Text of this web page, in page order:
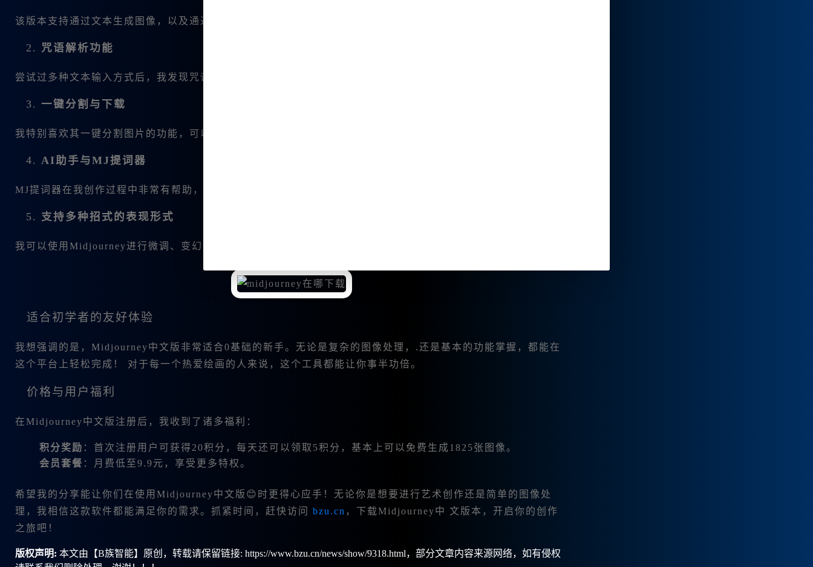
该版本支持通过文本生成图像，以及通过已有的图像进行再创作。这无疑为我的创作打开了新的大门。
2. 咒语解析功能
尝试过多种文本输入方式后，我发现咒语解析功能十分便利，可以帮助我快速生成想要的画作。
3. 一键分割与下载
我特别喜欢其一键分割图片的功能，可以方便地下载所需的作品，甚至可以轻松获得四张不同版本的创作。
4. AI助手与MJ提词器
MJ提词器在我创作过程中非常有帮助，它可以根据我的描述提供合适的提示，极大地提高了我的创作效率。
5. 支持多种招式的表现形式
我可以使用Midjourney进行微调、变幻等多种形式的创作，让我的作品更加生动有趣。
适合初学者的友好体验
我想强调的是，Midjourney中文版非常适合0基础的新手。无论是复杂的图像处理，.还是基本的功能掌握，都能在
这个平台上轻松完成！ 对于每一个热爱绘画的人来说，这个工具都能让你事半功倍。
价格与用户福利
在Midjourney中文版注册后，我收到了诸多福利：
积分奖励 ：首次注册用户可获得20积分，每天还可以领取5积分，基本上可以免费生成1825张图像。
会员套餐 ：月费低至9.9元，享受更多特权。
希望我的分享能让你们在使用Midjourney中文版😊时更得心应手！无论你是想要进行艺术创作还是简单的图像处
理，我相信这款软件都能满足你的需求。抓紧时间，赶快访问 bzu.cn ，下载Midjourney中 文版本，开启你的创作
之旅吧！
版权声明: 本文由【B族智能】原创，转载请保留链接: https://www.bzu.cn/news/show/9318.html，部分文章内容来源网络，如有侵权